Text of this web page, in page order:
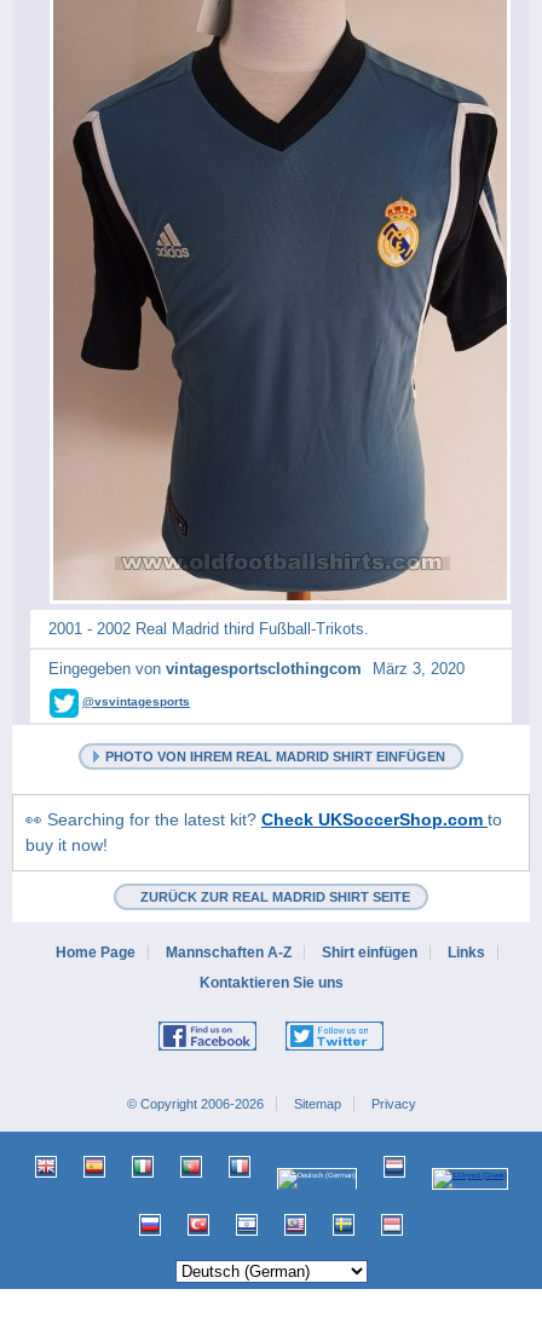
2001 - 2002 Real Madrid third Fußball-Trikots.
Eingegeben von vintagesportsclothingcom März 3, 2020
@vsvintagesports
PHOTO VON IHREM REAL MADRID SHIRT EINFÜGEN
👀 Searching for the latest kit? Check UKSoccerShop.com to
buy it now!
ZURÜCK ZUR REAL MADRID SHIRT SEITE
Home Page Mannschaften A-Z Shirt einfügen
Links
Kontaktieren Sie uns
© Copyright 2006-2026 Sitemap Privacy